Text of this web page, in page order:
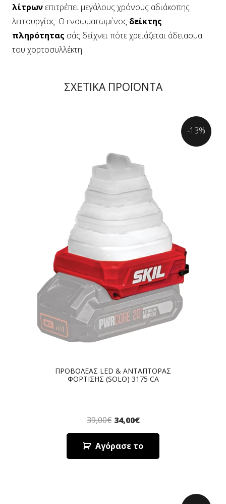
λίτρων επιτρέπει μεγάλους χρόνους αδιάκοπης
λειτουργίας. Ο ενσωματωμένος δείκτης
πληρότητας σάς δείχνει πότε χρειάζεται άδειασμα
του χορτοσυλλέκτη.
ΣΧΕΤΙΚΑ ΠΡΟΪΟΝΤΑ
ΠΡΟΒΟΛΕΑΣ LED & ΑΝΤΑΠΤΟΡΑΣ
ΦΟΡΤΙΣΗΣ (SOLO) 3175 CA
39,00€ 34,00€
Αγόρασε το
-13%